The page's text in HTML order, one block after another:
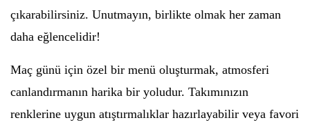
çıkarabilirsiniz. Unutmayın, birlikte olmak her zaman
daha eğlencelidir!
Maç günü için özel bir menü oluşturmak, atmosferi
canlandırmanın harika bir yoludur. Takımınızın
renklerine uygun atıştırmalıklar hazırlayabilir veya favori